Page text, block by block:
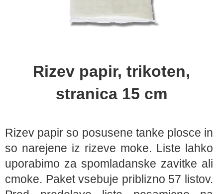
Rizev papir, trikoten,
stranica 15 cm
Rizev papir so posusene tanke plosce in
so narejene iz rizeve moke. Liste lahko
uporabimo za spomladanske zavitke ali
cmoke. Paket vsebuje priblizno 57 listov.